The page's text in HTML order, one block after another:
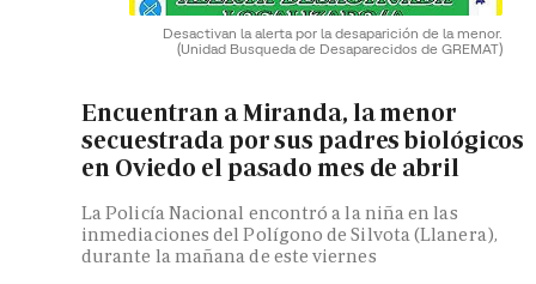
Desactivan la alerta por la desaparición de la menor.
(Unidad Busqueda de Desaparecidos de GREMAT)
Encuentran a Miranda, la menor
secuestrada por sus padres biológicos
en Oviedo el pasado mes de abril
La Policía Nacional encontró a la niña en las
inmediaciones del Polígono de Silvota (Llanera),
durante la mañana de este viernes